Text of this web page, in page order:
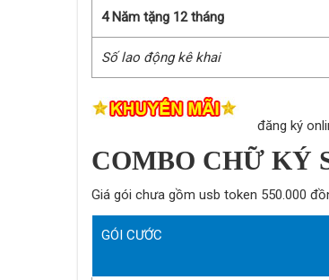
4 Năm tặng 12 tháng
Số lao động kê khai
đăng ký
COMBO CHỮ KÝ
Giá gói chưa gồm usb token 550.000
GÓI CƯỚC